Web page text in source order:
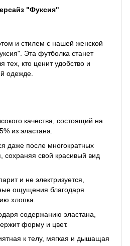
"Фуксия"
и стилем с нашей женской
Эта футболка станет
кто ценит удобство и
одежде.
качества, состоящий на
из эластана.
даже после многократных
сохраняя свой красивый вид
и не электризуется,
ощущения благодаря
хлопка.
содержанию эластана,
форму и цвет.
к телу, мягкая и дышащая